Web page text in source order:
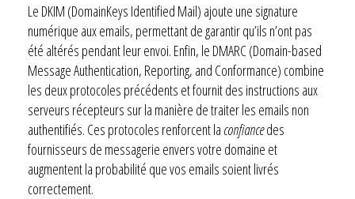
Le DKIM (DomainKeys Identified Mail) ajoute une signature
numérique aux emails, permettant de garantir qu’ils n’ont pas
été altérés pendant leur envoi. Enfin, le DMARC (Domain-based
Message Authentication, Reporting, and Conformance) combine
les deux protocoles précédents et fournit des instructions aux
serveurs récepteurs sur la manière de traiter les emails non
authentifiés. Ces protocoles renforcent la confiancedes
fournisseurs de messagerie envers votre domaine et
augmentent la probabilité que vos emails soient livrés
correctement.